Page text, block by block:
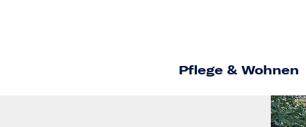
Pflege & Wohnen